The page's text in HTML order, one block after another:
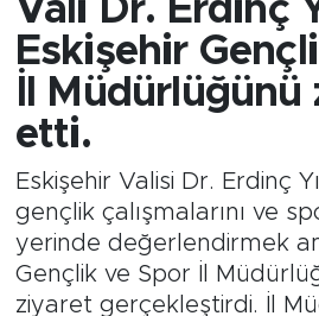
Vali Dr. Erdinç
Eskişehir
İl
etti.
Eskişehir Valisi Dr. Erdinç
gençlik çalışmalarını ve
yerinde değerlendirmek
Gençlik ve Spor İl
ziyaret gerçekleştirdi. İl
Spor
Sağlık
Ekonomi
Eğitim
Sanat
Süper Lig Puan Durumu
Tüm Manşetler
Son Dakika Haberleri
Haber Arşivi